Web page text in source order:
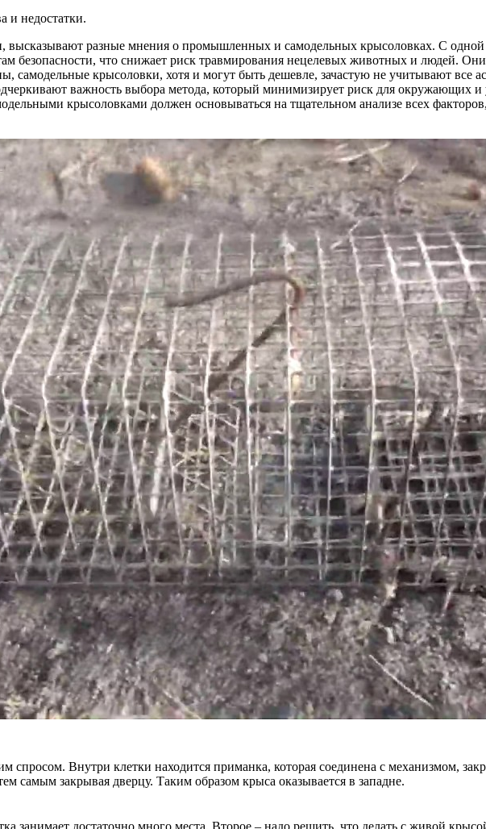
и недостатки.
высказывают разные мнения о промышленных и самодельных крысоловках. С
безопасности, что снижает риск травмирования нецелевых животных и людей.
самодельные крысоловки, хотя и могут быть дешевле, зачастую не учитывают все
важность выбора метода, который минимизирует риск для окружающих и
крысоловками должен основываться на тщательном анализе всех
спросом. Внутри клетки находится приманка, которая соединена с механизмом,
самым закрывая дверцу. Таким образом крыса оказывается в западне.
занимает достаточно много места. Второе – надо решить, что делать с живой